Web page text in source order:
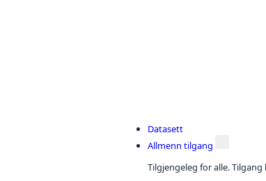
Datasett
Allmenn tilgang
Tilgjengeleg for alle.